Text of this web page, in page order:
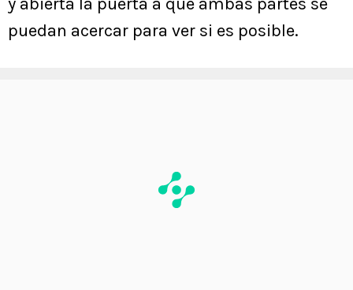
puedan acercar para ver si es posible.